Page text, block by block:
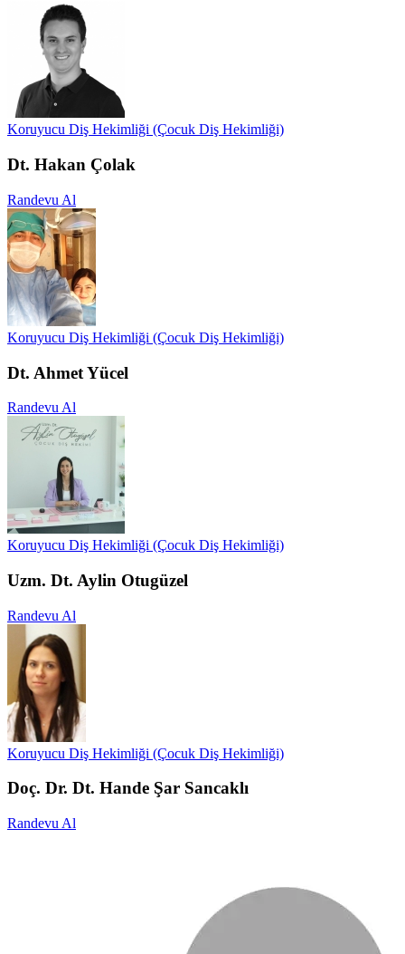
Koruyucu Diş Hekimliği (Çocuk Diş Hekimliği)
Dt. Hakan Çolak
Randevu Al
Koruyucu Diş Hekimliği (Çocuk Diş Hekimliği)
Dt. Ahmet Yücel
Randevu Al
Koruyucu Diş Hekimliği (Çocuk Diş Hekimliği)
Uzm. Dt. Aylin Otugüzel
Randevu Al
Koruyucu Diş Hekimliği (Çocuk Diş Hekimliği)
Doç. Dr. Dt. Hande Şar Sancaklı
Randevu Al